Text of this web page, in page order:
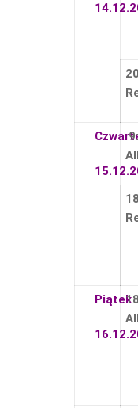
Piątek